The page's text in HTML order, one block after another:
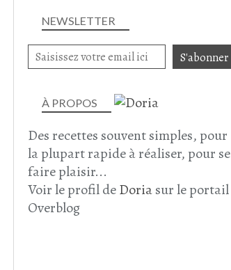
NEWSLETTER
À PROPOS
Des recettes souvent simples, pour
la plupart rapide à réaliser, pour se
faire plaisir...
Voir le profil deDoriasur le portail
Overblog